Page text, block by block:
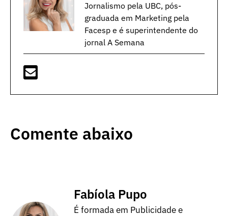
Jornalismo pela UBC, pós-
graduada em Marketing pela
Facesp e é superintendente do
jornal A Semana
Comente abaixo
Fabíola Pupo
É formada em Publicidade e